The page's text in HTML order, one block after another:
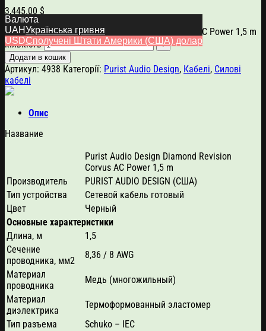
3,445.00 $
Purist Audio Design Diamond Revision Corvus AC Power 1,5 m
кількість
Додати в кошик
Артикул: 4938 Категорії: Purist Audio Design, Кабелі, Силові
кабелі
Опис
Название
Purist Audio Design Diamond Revision
Corvus AC Power 1,5 m
Производитель
PURIST AUDIO DESIGN (США)
Тип устройства
Сетевой кабель готовый
Цвет
Черный
Основные характеристики
Длина, м
1,5
Сечение
проводника, мм2
8,36 / 8 AWG
Материал
проводника
Медь (многожильный)
Материал
диэлектрика
Термоформованный эластомер
Тип разъема
Schuko – IEC
Валюта
UAHУкраїнська гривня
USDСполучені Штати Америки (США) долар